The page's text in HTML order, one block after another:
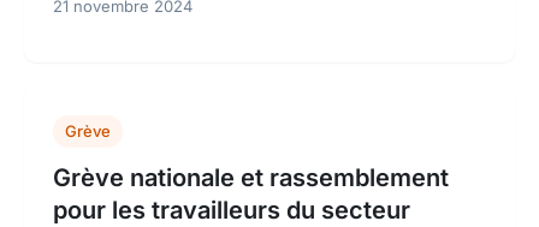
21 novembre 2024
Grève
Grève nationale et rassemblement
pour les travailleurs du secteur